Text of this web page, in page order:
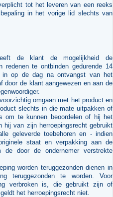
tot het leveren van een reeks
in het vorige lid slechts van
de klant de mogelijkheid de
redenen te ontbinden gedurende 14
in op de dag na ontvangst van het
door de klant aangewezen en aan de
omgaan met het product en
slechts in die mate uitpakken of
om te kunnen beoordelen of hij het
hij van zijn herroepingsrecht gebruikt
geleverde toebehoren en - indien
staat en verpakking aan de
de door de ondernemer verstrekte
worden teruggezonden dienen in
teruggezonden te worden. Voor
verbroken is, die gebruikt zijn of
het herroepingsrecht niet.